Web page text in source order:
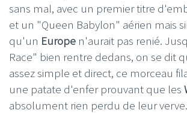
sans mal, avec un premier titre
et un "Queen Babylon" aérien mais
qu'un Europe n'aurait pas renié.
Race" bien rentre dedans, on se dit
assez simple et direct, ce morceau
une patate d'enfer prouvant que les
absolument rien perdu de leur verve.